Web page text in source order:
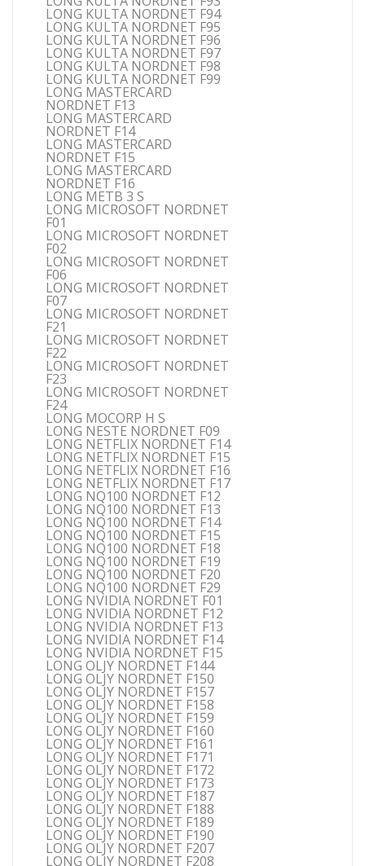
LONG KULTA NORDNET F94
LONG KULTA NORDNET F95
LONG KULTA NORDNET F96
LONG KULTA NORDNET F97
LONG KULTA NORDNET F98
LONG KULTA NORDNET F99
LONG MASTERCARD
NORDNET F13
LONG MASTERCARD
NORDNET F14
LONG MASTERCARD
NORDNET F15
LONG MASTERCARD
NORDNET F16
LONG METB 3 S
LONG MICROSOFT NORDNET
F01
LONG MICROSOFT NORDNET
F02
LONG MICROSOFT NORDNET
F06
LONG MICROSOFT NORDNET
F07
LONG MICROSOFT NORDNET
F21
LONG MICROSOFT NORDNET
F22
LONG MICROSOFT NORDNET
F23
LONG MICROSOFT NORDNET
F24
LONG MOCORP H S
LONG NESTE NORDNET F09
LONG NETFLIX NORDNET F14
LONG NETFLIX NORDNET F15
LONG NETFLIX NORDNET F16
LONG NETFLIX NORDNET F17
LONG NQ100 NORDNET F12
LONG NQ100 NORDNET F13
LONG NQ100 NORDNET F14
LONG NQ100 NORDNET F15
LONG NQ100 NORDNET F18
LONG NQ100 NORDNET F19
LONG NQ100 NORDNET F20
LONG NQ100 NORDNET F29
LONG NVIDIA NORDNET F01
LONG NVIDIA NORDNET F12
LONG NVIDIA NORDNET F13
LONG NVIDIA NORDNET F14
LONG NVIDIA NORDNET F15
LONG OLJY NORDNET F144
LONG OLJY NORDNET F150
LONG OLJY NORDNET F157
LONG OLJY NORDNET F158
LONG OLJY NORDNET F159
LONG OLJY NORDNET F160
LONG OLJY NORDNET F161
LONG OLJY NORDNET F171
LONG OLJY NORDNET F172
LONG OLJY NORDNET F173
LONG OLJY NORDNET F187
LONG OLJY NORDNET F188
LONG OLJY NORDNET F189
LONG OLJY NORDNET F190
LONG OLJY NORDNET F207
LONG OLJY NORDNET F208